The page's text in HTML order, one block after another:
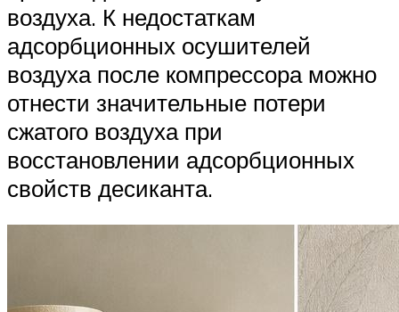
воздуха. К недостаткам
адсорбционных осушителей
воздуха после компрессора можно
отнести значительные потери
сжатого воздуха при
восстановлении адсорбционных
свойств десиканта.